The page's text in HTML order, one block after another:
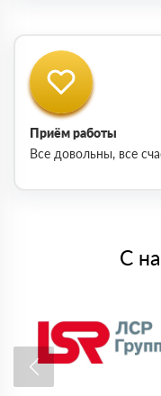
Приём работы
Все довольны, все
С